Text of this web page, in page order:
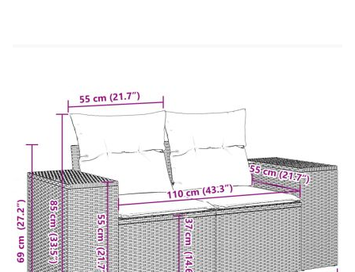
Плотът на външната маса е изработен от здраво
и издръжливо закалено стъкло, което улеснява
почистването с влажна кърпа и добавя нотка
елегантност към вашето външно
пространство.Калъф, който може да се сваля и
може да се пере: Тези възглавници за седалки
имат подвижни калъфи за лесно пране и
поддръжка.Модулен дизайн: Този комплект
външни мебели има модулен дизайн, което го
прави напълно гъвкав и лесен за преместване,
така че можете да създадете персонализирана
подредба на външни мебели. Добре е да се
знае:За да сте сигурни, че вашите външни